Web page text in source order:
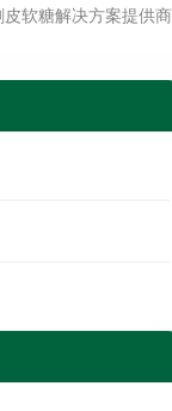
皮软糖解决方案提供商